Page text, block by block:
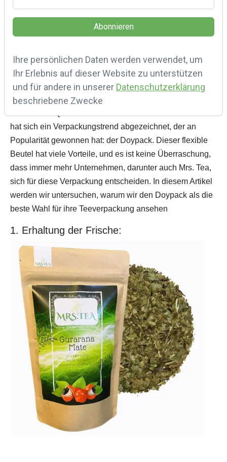
Wir haben lange überlegt und recherchiert, um die
perfekte Verpackung für unsere Tees für Sie zu finden.
Denn die Verpackung spielt eine entscheidende Rolle.
Dies gilt insbesondere für Produkte wie Tee, bei denen
hat sich ein Verpackungstrend abgezeichnet, der an
Popularität gewonnen hat: der Doypack. Dieser flexible
Beutel hat viele Vorteile, und es ist keine Überraschung,
dass immer mehr Unternehmen, darunter auch Mrs. Tea,
sich für diese Verpackung entscheiden. In diesem Artikel
werden wir untersuchen, warum wir den Doypack als die
beste Wahl für ihre Teeverpackung ansehen
1. Erhaltung der Frische:
Image
Ihre persönlichen Daten werden verwendet, um
Ihr Erlebnis auf dieser Website zu unterstützen
und für andere in unserer Datenschutzerklärung
beschriebene Zwecke